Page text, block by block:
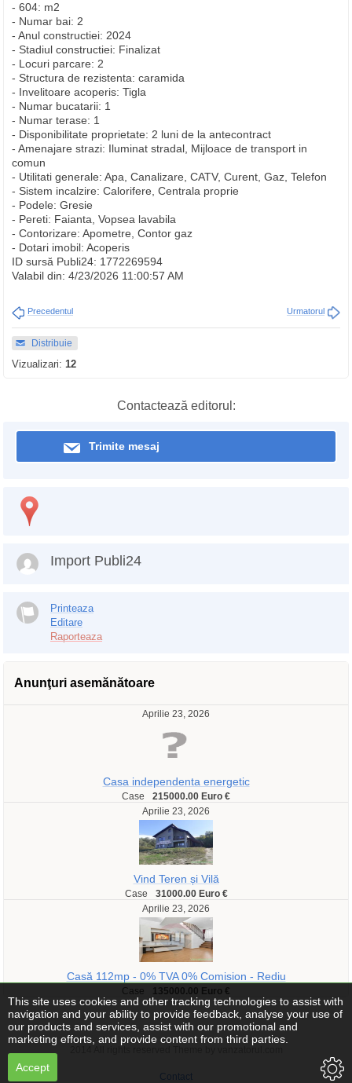
- 604: m2
- Numar bai: 2
- Anul constructiei: 2024
- Stadiul constructiei: Finalizat
- Locuri parcare: 2
- Structura de rezistenta: caramida
- Invelitoare acoperis: Tigla
- Numar bucatarii: 1
- Numar terase: 1
- Disponibilitate proprietate: 2 luni de la antecontract
- Amenajare strazi: Iluminat stradal, Mijloace de transport in
comun
- Utilitati generale: Apa, Canalizare, CATV, Curent, Gaz, Telefon
- Sistem incalzire: Calorifere, Centrala proprie
- Podele: Gresie
- Pereti: Faianta, Vopsea lavabila
- Contorizare: Apometre, Contor gaz
- Dotari imobil: Acoperis
ID sursă Publi24: 1772269594
Valabil din: 4/23/2026 11:00:57 AM
Precedentul Urmatorul
Distribuie
Vizualizari: 12
Contactează editorul:
Trimite mesaj
Import Publi24
Printeaza
Editare
Raporteaza
Anunţuri asemănătoare
Aprilie 23, 2026
Casa independenta energetic
Case
215000.00 Euro €
Aprilie 23, 2026
Vind Teren și Vilă
Case
31000.00 Euro €
Aprilie 23, 2026
Casă 112mp - 0% TVA 0% Comision - Rediu
Case 135000.00 Euro €
Contact
This site uses cookies and other tracking technologies to assist with
navigation and your ability to provide feedback, analyse your use of
our products and services, assist with our promotional and
marketing efforts, and provide content from third parties.
Accept